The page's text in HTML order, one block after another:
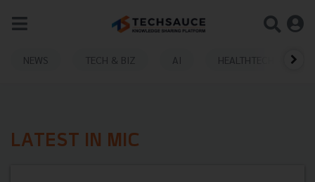
NEWS TECH & BIZ AI HEALTHTECH
LATEST IN MIC